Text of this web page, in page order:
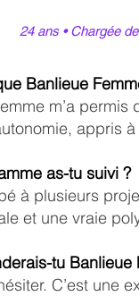
24 ans • Chargée
Banlieue
m’a
appris
as-tu suivi ?
à plusieurs
et une vraie
tu Banlieue
C’est une